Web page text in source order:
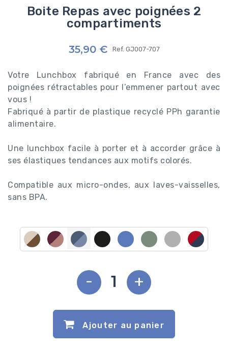
Boite Repas avec poignées 2
compartiments
35,90 € Ref. GJ007-707
Votre Lunchbox fabriqué en France avec des
poignées rétractables pour l’emmener partout avec
vous !
Fabriqué à partir de plastique recyclé PPh garantie
alimentaire.
Une lunchbox facile à porter et à accorder grâce à
ses élastiques tendances aux motifs colorés.
Compatible aux micro-ondes, aux laves-vaisselles,
sans BPA.
- +
Ajouter au panier